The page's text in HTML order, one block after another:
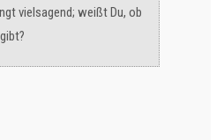
vielsagend; weißt Du, ob